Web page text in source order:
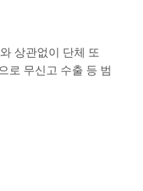
상관없이 단체 또
로 무신고 수출 등 범